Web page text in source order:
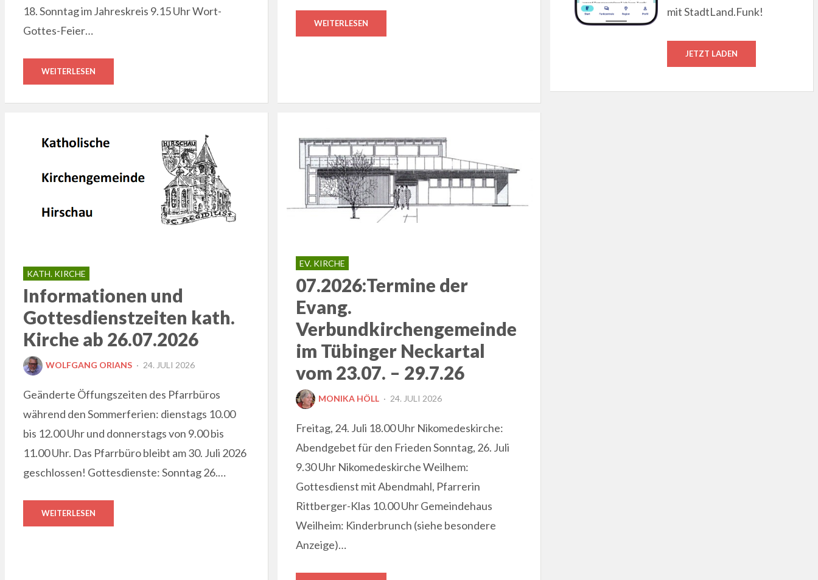
18. Sonntag im Jahreskreis 9.15 Uhr Wort-
Gottes-Feier…
WEITERLESEN
WEITERLESEN
KATH. KIRCHE
Informationen und
Gottesdienstzeiten kath.
Kirche ab 26.07.2026
WOLFGANG ORIANS
POSTED
24. JULI 2026
Geänderte Öffungszeiten des Pfarrbüros
während den Sommerferien: dienstags 10.00
bis 12.00 Uhr und donnerstags von 9.00 bis
11.00 Uhr. Das Pfarrbüro bleibt am 30. Juli 2026
geschlossen! Gottesdienste: Sonntag 26.…
WEITERLESEN
EV. KIRCHE
07.2026:Termine der
Evang.
Verbundkirchengemeinde
im Tübinger Neckartal
vom 23.07. – 29.7.26
MONIKA HÖLL
POSTED
24. JULI 2026
Freitag, 24. Juli 18.00 Uhr Nikomedeskirche:
Abendgebet für den Frieden Sonntag, 26. Juli
9.30 Uhr Nikomedeskirche Weilhem:
Gottesdienst mit Abendmahl, Pfarrerin
Rittberger-Klas 10.00 Uhr Gemeindehaus
Weilheim: Kinderbrunch (siehe besondere
Anzeige)…
mit StadtLand.Funk!
JETZT LADEN